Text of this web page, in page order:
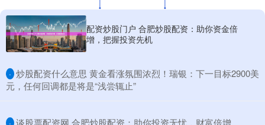
配资炒股门户 合肥炒股配资：助你资金倍
增，把握投资先机
· ​炒股配资什么意思 黄金看涨氛围浓烈！瑞银：下一目标2900美
元，任何回调都是将是“浅尝辄止”
· ​谈股票配资网 合肥炒股配资：助你投资无忧，财富倍增